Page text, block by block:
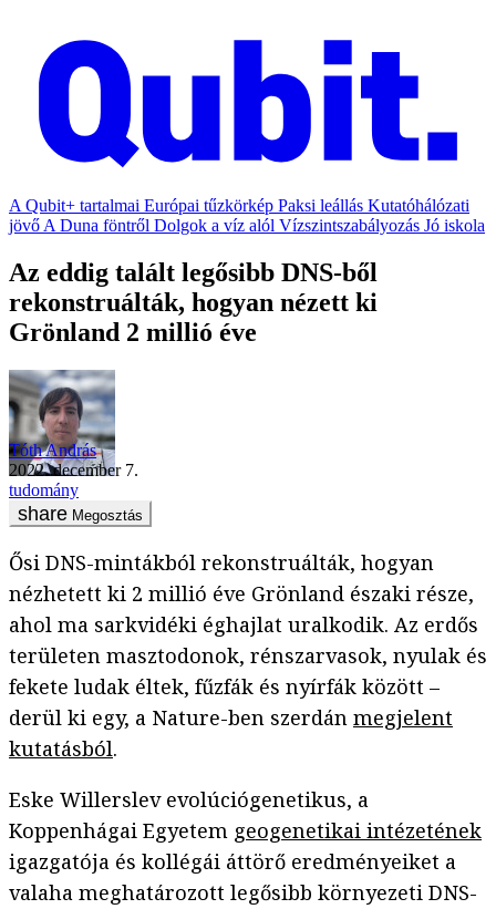
A Qubit+ tartalmai Európai tűzkörkép Paksi leállás Kutatóhálózati
jövő A Duna föntről Dolgok a víz alól Vízszintszabályozás Jó iskola
Az eddig talált legősibb DNS-ből
rekonstruálták, hogyan nézett ki
Grönland 2 millió éve
Tóth András
2022. december 7.
tudomány
Megosztás
Ősi DNS-mintákból rekonstruálták, hogyan
nézhetett ki 2 millió éve Grönland északi része,
ahol ma sarkvidéki éghajlat uralkodik. Az erdős
területen masztodonok, rénszarvasok, nyulak és
fekete ludak éltek, fűzfák és nyírfák között –
derül ki egy, a Nature-ben szerdán megjelent
kutatásból.
Eske Willerslev evolúciógenetikus, a
Koppenhágai Egyetem geogenetikai intézetének
igazgatója és kollégái áttörő eredményeiket a
valaha meghatározott legősibb környezeti DNS-